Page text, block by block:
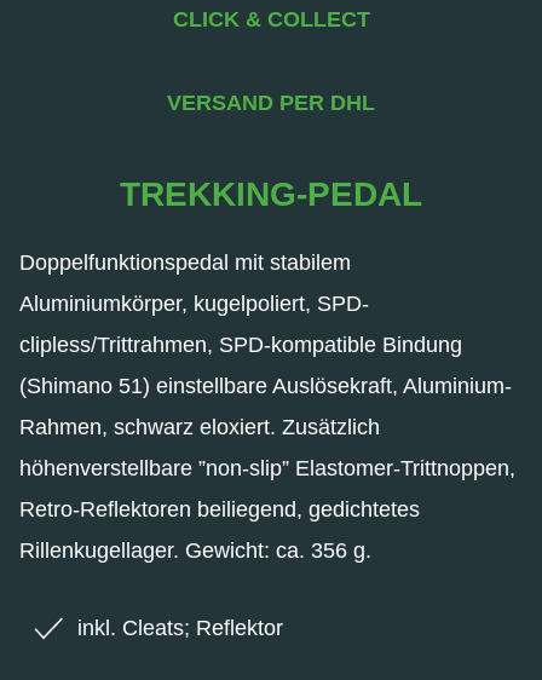
CLICK & COLLECT
VERSAND PER DHL
TREKKING-PEDAL
Doppelfunktionspedal mit stabilem
Aluminiumkörper, kugelpoliert, SPD-
clipless/Trittrahmen, SPD-kompatible Bindung
(Shimano 51) einstellbare Auslösekraft, Aluminium-
Rahmen, schwarz eloxiert. Zusätzlich
höhenverstellbare ”non-slip” Elastomer-Trittnoppen,
Retro-Reflektoren beiliegend, gedichtetes
Rillenkugellager. Gewicht: ca. 356 g.
inkl. Cleats; Reflektor